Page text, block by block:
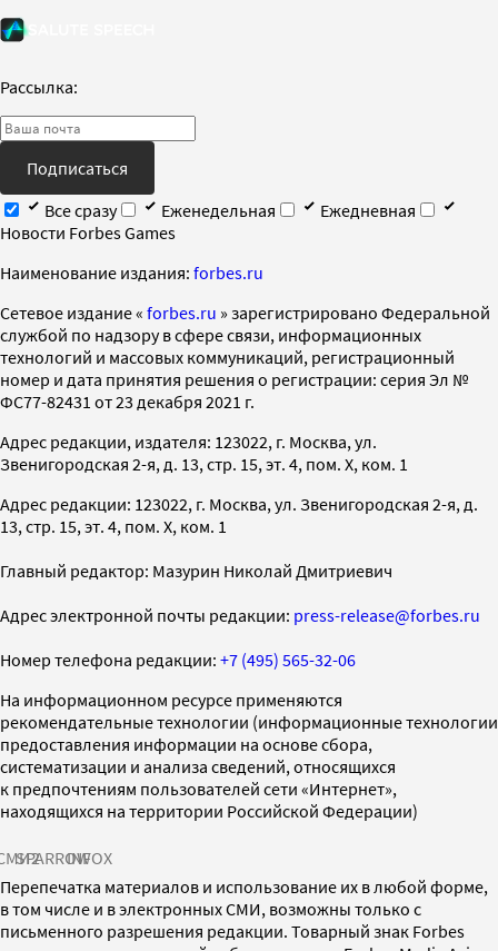
Рассылка:
Подписаться
Все сразу
Еженедельная
Ежедневная
Новости Forbes Games
Наименование издания: forbes.ru
Cетевое издание « forbes.ru » зарегистрировано Федеральной
службой по надзору в сфере связи, информационных
технологий и массовых коммуникаций, регистрационный
номер и дата принятия решения о регистрации: серия Эл №
ФС77-82431 от 23 декабря 2021 г.
Адрес редакции, издателя: 123022, г. Москва, ул.
Звенигородская 2-я, д. 13, стр. 15, эт. 4, пом. X, ком. 1
Адрес редакции: 123022, г. Москва, ул. Звенигородская 2-я, д.
13, стр. 15, эт. 4, пом. X, ком. 1
Главный редактор: Мазурин Николай Дмитриевич
Адрес электронной почты редакции: press-release@forbes.ru
Номер телефона редакции: +7 (495) 565-32-06
На информационном ресурсе применяются
рекомендательные технологии (информационные технологии
предоставления информации на основе сбора,
систематизации и анализа сведений, относящихся
к предпочтениям пользователей сети «Интернет»,
находящихся на территории Российской Федерации)
SPARROWINFOX
Перепечатка материалов и использование их в любой форме,
в том числе и в электронных СМИ, возможны только с
письменного разрешения редакции. Товарный знак Forbes